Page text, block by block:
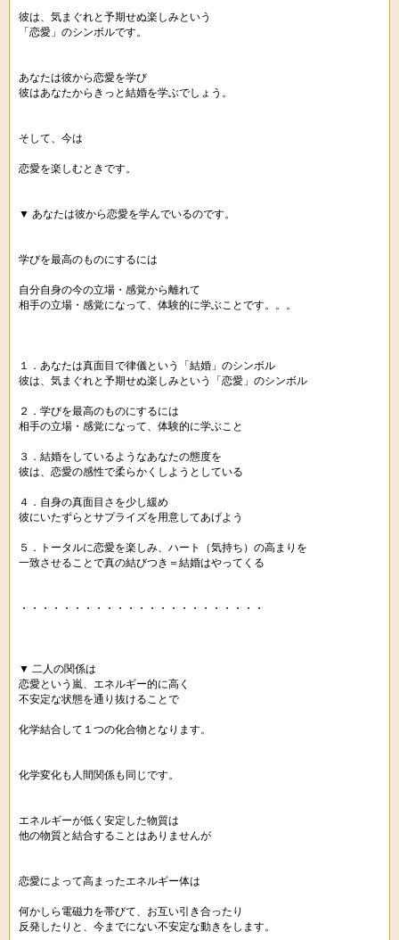
彼は、気まぐれと予期せぬ楽しみという
「恋愛」のシンボルです。
あなたは彼から恋愛を学び
彼はあなたからきっと結婚を学ぶでしょう。
そして、今は
恋愛を楽しむときです。
▼ あなたは彼から恋愛を学んでいるのです。
学びを最高のものにするには
自分自身の今の立場・感覚から離れて
相手の立場・感覚になって、体験的に学ぶことです。。。
１．あなたは真面目で律儀という「結婚」のシンボル
彼は、気まぐれと予期せぬ楽しみという「恋愛」のシンボル
２．学びを最高のものにするには
相手の立場・感覚になって、体験的に学ぶこと
３．結婚をしているようなあなたの態度を
彼は、恋愛の感性で柔らかくしようとしている
４．自身の真面目さを少し緩め
彼にいたずらとサプライズを用意してあげよう
５．トータルに恋愛を楽しみ、ハート（気持ち）の高まりを
一致させることで真の結びつき＝結婚はやってくる
・・・・・・・・・・・・・・・・・・・・・・・
▼ 二人の関係は
恋愛という嵐、エネルギー的に高く
不安定な状態を通り抜けることで
化学結合して１つの化合物となります。
化学変化も人間関係も同じです。
エネルギーが低く安定した物質は
他の物質と結合することはありませんが
恋愛によって高まったエネルギー体は
何かしら電磁力を帯びて、お互い引き合ったり
反発したりと、今までにない不安定な動きをします。